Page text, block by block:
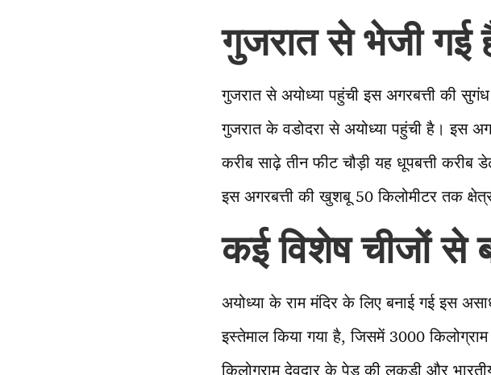
गुजरात से भेजी गई
गुजरात से अयोध्या पहुंची इस अगरबत्ती की
गुजरात के वडोदरा से अयोध्या पहुंची है। इस
करीब साढ़े तीन फीट चौड़ी यह धूपबत्ती करीब
इस अगरबत्ती की खुशबू 50 किलोमीटर तक
कई विशेष चीजों से
अयोध्या के राम मंदिर के लिए बनाई गई इस
इस्तेमाल किया गया है, जिसमें 3000
किलोग्राम देवदार के पेड़ की लकड़ी और